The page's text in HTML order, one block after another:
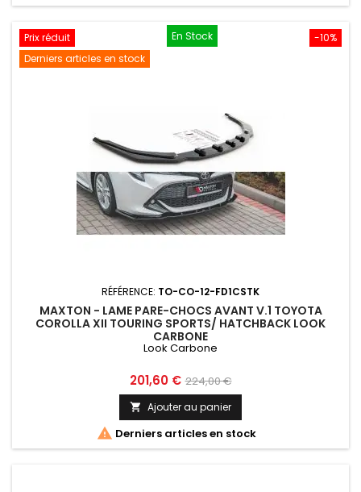
-10%
Prix réduit
En Stock
Derniers articles en stock
RÉFÉRENCE: TO-CO-12-FD1CSTK
MAXTON - LAME PARE-CHOCS AVANT V.1 TOYOTA
COROLLA XII TOURING SPORTS/ HATCHBACK LOOK
CARBONE
Look Carbone
Prix
201,60 € Prix
base
224,00 €
 Ajouter au panier
 Derniers articles en stock